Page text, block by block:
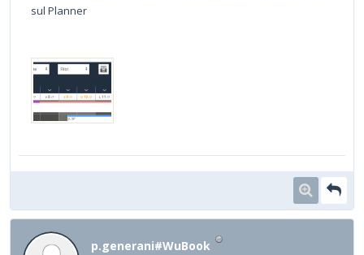
sul Planner
p.generani#WuBook